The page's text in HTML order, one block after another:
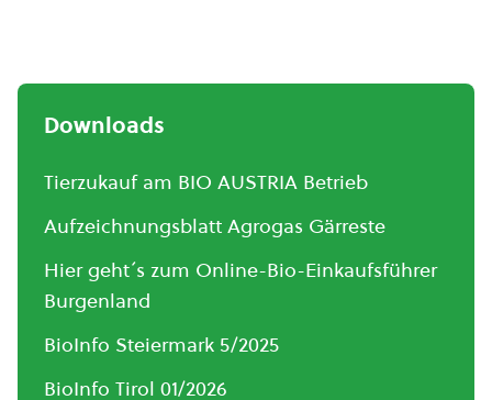
Downloads
Tierzukauf am BIO AUSTRIA Betrieb
Aufzeichnungsblatt Agrogas Gärreste
Hier geht´s zum Online-Bio-Einkaufsführer
Burgenland
BioInfo Steiermark 5/2025
BioInfo Tirol 01/2026